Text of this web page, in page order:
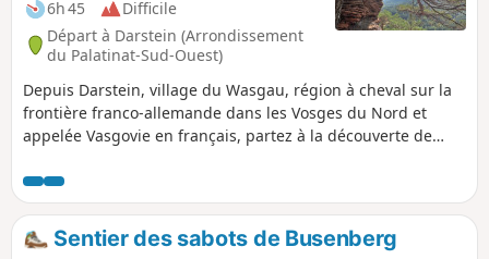
6h 45
Difficile
Départ à Darstein (Arrondissement
du Palatinat-Sud-Ouest)
Depuis Darstein, village du Wasgau, région à cheval sur la
frontière franco-allemande dans les Vosges du Nord et
appelée Vasgovie en français, partez à la découverte de
Hühnerstein, Kühungerfelsen...
Sentier des sabots de Busenberg